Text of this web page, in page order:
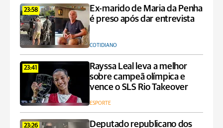
23:58
Ex-marido de Maria da Penha
é preso após dar entrevista
COTIDIANO
23:41
Rayssa Leal leva a melhor
sobre campeã olímpica e
vence o SLS Rio Takeover
ESPORTE
23:26 Deputado republicano dos